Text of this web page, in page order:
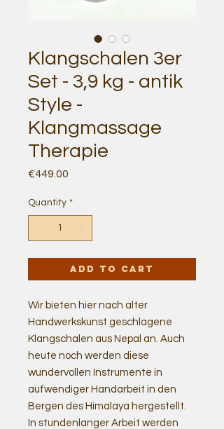
Klangschalen 3er
Set - 3,9 kg - antik
Style -
Klangmassage
Therapie
€449.00
Quantity *
Add to Cart
Wir bieten hier nach alter
Handwerkskunst geschlagene
Klangschalen aus Nepal an. Auch
heute noch werden diese
wundervollen Instrumente in
aufwendiger Handarbeit in den
Bergen des Himalaya hergestellt.
In stundenlanger Arbeit werden